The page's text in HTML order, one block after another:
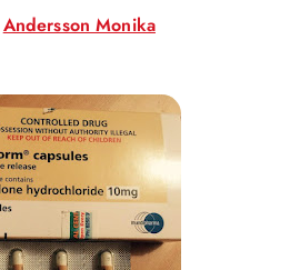
Andersson Monika